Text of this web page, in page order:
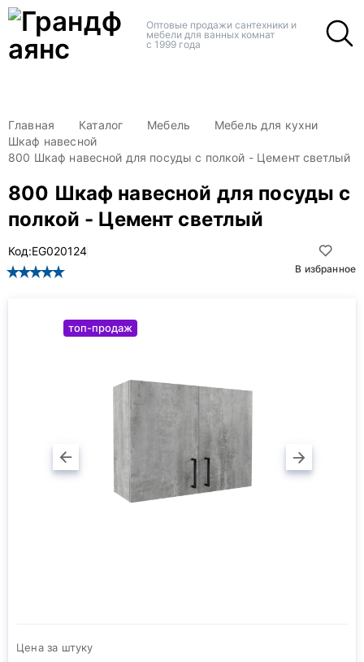
Оптовые продажи сантехники и
мебели для ванных комнат
с 1999 года
Главная Каталог Мебель
Мебель для кухни
Шкаф навесной
800 Шкаф навесной для посуды с полкой - Цемент светлый
800 Шкаф навесной для посуды с
полкой - Цемент светлый
В избранное
Код:EG020124
топ-продаж
Цена за штуку